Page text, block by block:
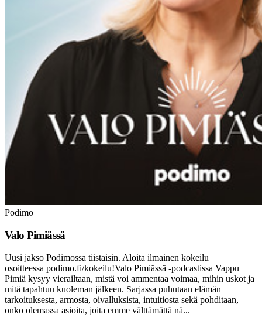
Podimo
Valo Pimiässä
Uusi jakso Podimossa tiistaisin. Aloita ilmainen kokeilu
osoitteessa podimo.fi/kokeilu!Valo Pimiässä -podcastissa Vappu
Pimiä kysyy vierailtaan, mistä voi ammentaa voimaa, mihin uskot ja
mitä tapahtuu kuoleman jälkeen. Sarjassa puhutaan elämän
tarkoituksesta, armosta, oivalluksista, intuitiosta sekä pohditaan,
onko olemassa asioita, joita emme välttämättä nä...